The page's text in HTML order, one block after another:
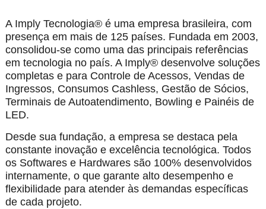
A Imply Tecnologia® é uma empresa brasileira, com
presença em mais de 125 países. Fundada em 2003,
consolidou-se como uma das principais referências
em tecnologia no país. A Imply® desenvolve soluções
completas e para Controle de Acessos, Vendas de
Ingressos, Consumos Cashless, Gestão de Sócios,
Terminais de Autoatendimento, Bowling e Painéis de
LED.
Desde sua fundação, a empresa se destaca pela
constante inovação e excelência tecnológica. Todos
os Softwares e Hardwares são 100% desenvolvidos
internamente, o que garante alto desempenho e
flexibilidade para atender às demandas específicas
de cada projeto.